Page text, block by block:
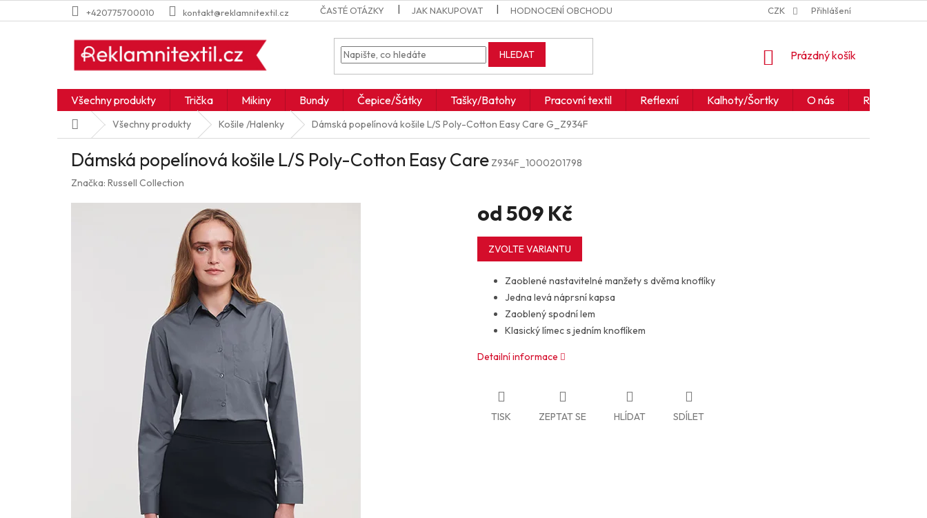
na
+420775700010 kontakt@reklamnitextil.cz ČASTÉ OTÁZKY JAK NAKUPOVAT HODNOCENÍ OBCHODU JAK ČÍST IKONY A SYMBOLY OBCHODNÍ
CZK Přihlášení
HLEDAT
NÁKUPNÍ
Prázdný košík
Všechny produkty Trička Mikiny Bundy Čepice/Šátky Tašky/Batohy Pracovní textil Reflexní Kalhoty/Šortky O nás Realizace
Domů Všechny produkty Košile /Halenky Dámská popelínová košile L/S Poly-Cotton Easy Care G_Z934F
Dámská popelínová košile L/S Poly-Cotton Easy Care Z934F_1000201798
Značka: Russell Collection
od509 Kč
Měrná
cena:
ZVOLTE VARIANTU
Zaoblené nastavitelné manžety s dvěma knoflíky
Jedna levá náprsní kapsa
Zaoblený spodní lem
Klasický límec s jedním knoflíkem
Detailní informace
TISK ZEPTAT SE HLÍDAT SDÍLET